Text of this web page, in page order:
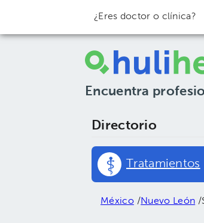
¿Eres doctor o clínica?
Encuentra
Directorio
Tratamientos
México /Nuevo León /